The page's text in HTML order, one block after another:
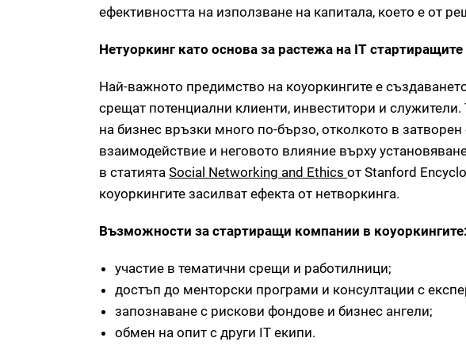
ефективността на използване на капитала, което е от
Нетуоркинг като основа за растежа на IT
Най-важното предимство на коуоркингите е
срещат потенциални клиенти, инвеститори и
на бизнес връзки много по-бързо, отколкото в
взаимодействие и неговото влияние върху
в статията Social Networking and Ethics от Stanford
коуоркингите засилват ефекта от нетворкинга.
Възможности за стартиращи компании в коуоркингите:
участие в тематични срещи и работилници;
достъп до менторски програми и консултации с
запознаване с рискови фондове и бизнес ангели;
обмен на опит с други IT екипи.